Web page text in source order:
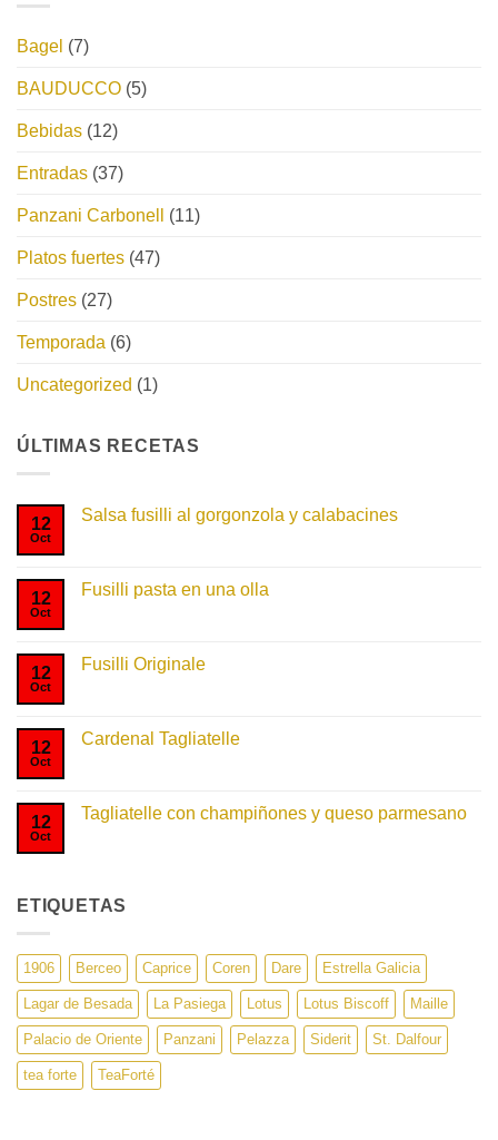
Bagel (7)
BAUDUCCO (5)
Bebidas (12)
Entradas (37)
Panzani Carbonell (11)
Platos fuertes (47)
Postres (27)
Temporada (6)
Uncategorized (1)
ÚLTIMAS RECETAS
12
Oct
Salsa fusilli al gorgonzola y calabacines
en
Salsa
calabacines
12
Oct
Fusilli pasta en una olla
en
Fusilli
12
Oct
Fusilli Originale
en
Fusilli
12
Oct
Cardenal Tagliatelle
en
Cardenal
12
Oct
Tagliatelle con champiñones y queso parmesano
con
parmesano
ETIQUETAS
1906 Berceo Caprice Coren Dare Estrella Galicia
Lagar de Besada La Pasiega Lotus Lotus Biscoff Maille
Palacio de Oriente Panzani Pelazza Siderit St. Dalfour
tea forte TeaForté